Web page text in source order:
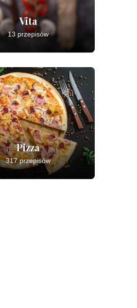
Vita
13 przepisów
Pizza
317 przepisów